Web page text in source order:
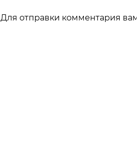
Для отправки комментария